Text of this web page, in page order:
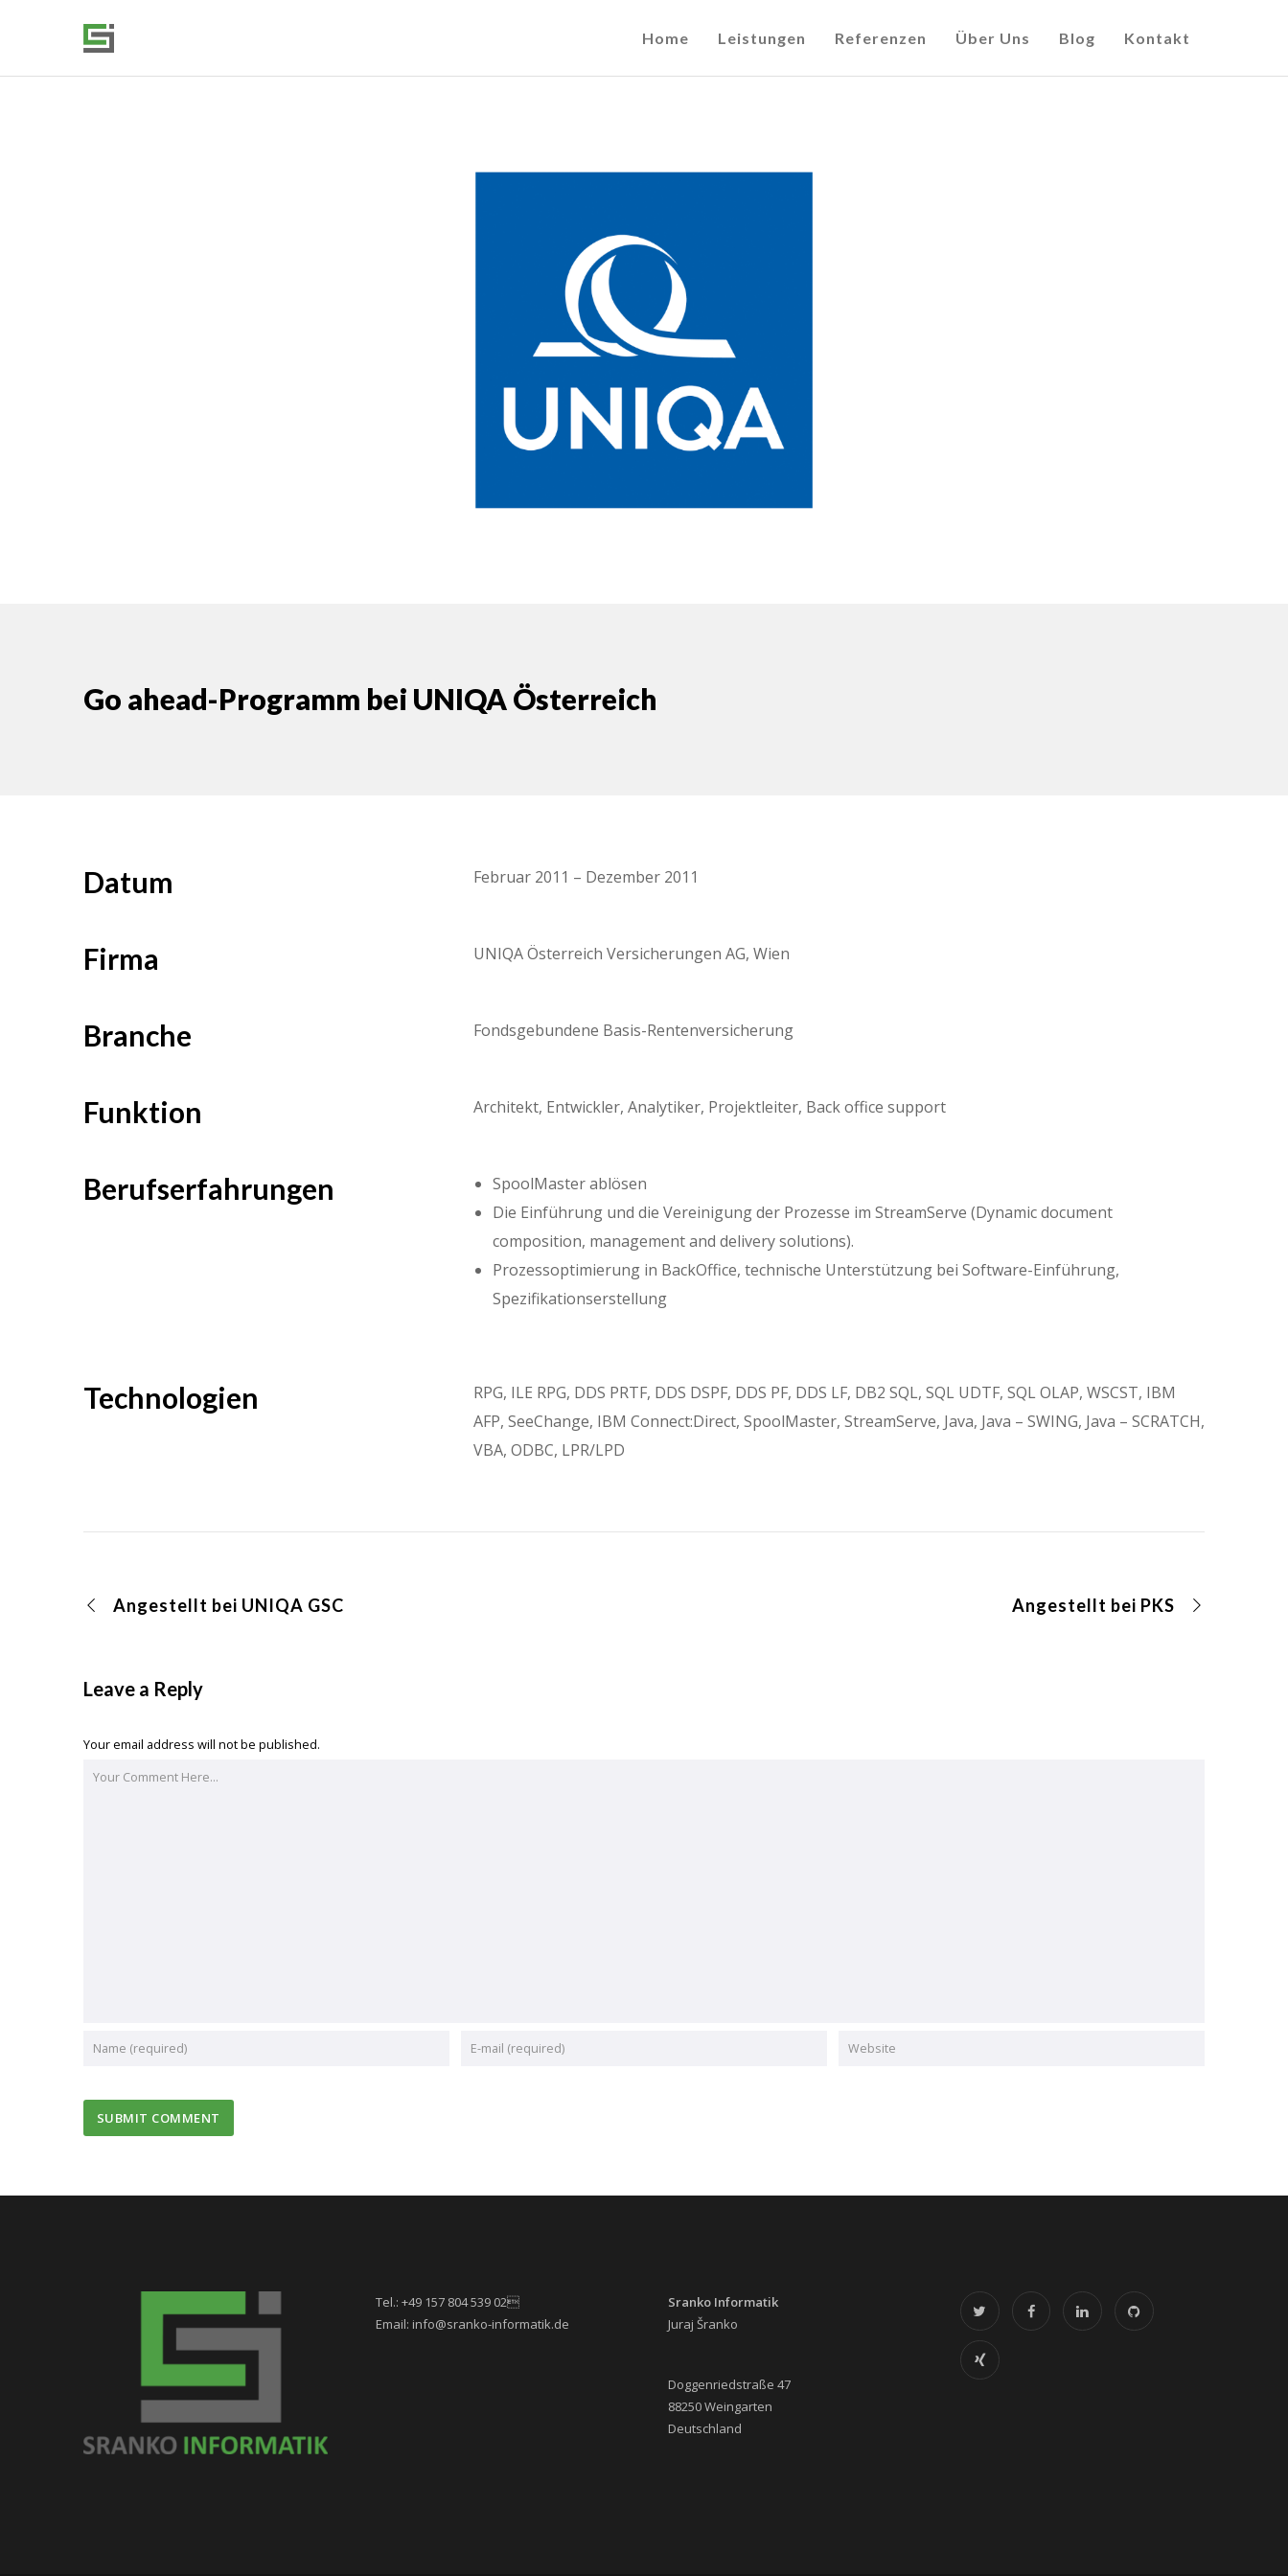
Home Leistungen Referenzen Über Uns Blog Kontakt
Go ahead-Programm bei UNIQA Österreich
Datum Februar 2011 – Dezember 2011
Firma UNIQA Österreich Versicherungen AG, Wien
Branche Fondsgebundene Basis-Rentenversicherung
Funktion Architekt, Entwickler, Analytiker, Projektleiter, Back office support
Berufserfahrungen
SpoolMaster ablösen
Die Einführung und die Vereinigung der Prozesse im StreamServe (Dynamic document
composition, management and delivery solutions).
Prozessoptimierung in BackOffice, technische Unterstützung bei Software-Einführung,
Spezifikationserstellung
Technologien
RPG, ILE RPG, DDS PRTF, DDS DSPF, DDS PF, DDS LF, DB2 SQL, SQL UDTF, SQL OLAP, WSCST, IBM
AFP, SeeChange, IBM Connect:Direct, SpoolMaster, StreamServe, Java, Java – SWING, Java – SCRATCH,
VBA, ODBC, LPR/LPD
Angestellt bei UNIQA GSC Angestellt bei PKS
Leave a Reply
Your email address will not be published.
Tel.: +49 157 804 539 02
Email: info@sranko-informatik.de
Sranko Informatik
Juraj Šranko
Doggenriedstraße 47
88250 Weingarten
Deutschland